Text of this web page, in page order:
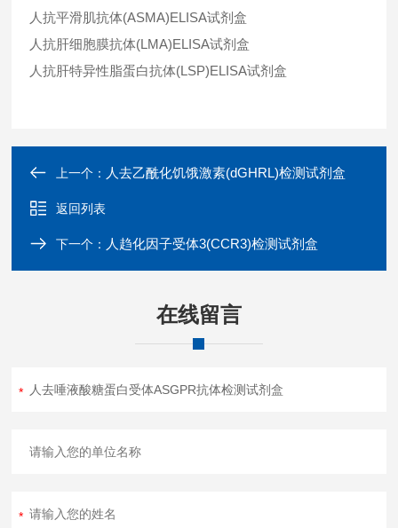
人抗平滑肌抗体(ASMA)ELISA试剂盒
人抗肝细胞膜抗体(LMA)ELISA试剂盒
人抗肝特异性脂蛋白抗体(LSP)ELISA试剂盒
上一个： 人去乙酰化饥饿激素(dGHRL)检测试剂盒
返回列表
下一个： 人趋化因子受体3(CCR3)检测试剂盒
在线留言